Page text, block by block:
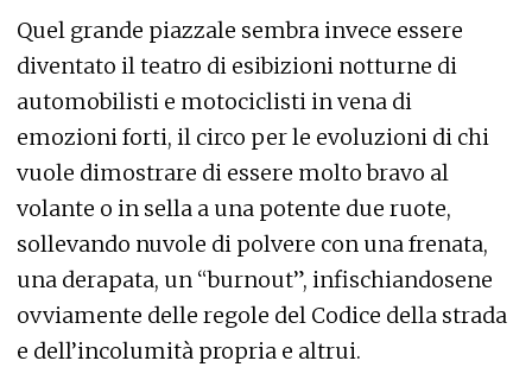
Quel grande piazzale sembra invece essere
diventato il teatro di esibizioni notturne di
automobilisti e motociclisti in vena di
emozioni forti, il circo per le evoluzioni di chi
vuole dimostrare di essere molto bravo al
volante o in sella a una potente due ruote,
sollevando nuvole di polvere con una frenata,
una derapata, un “burnout”, infischiandosene
ovviamente delle regole del Codice della strada
e dell’incolumità propria e altrui.